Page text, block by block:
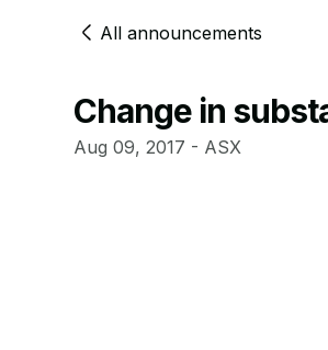
All announcements
Change in
Aug 09, 2017 - ASX